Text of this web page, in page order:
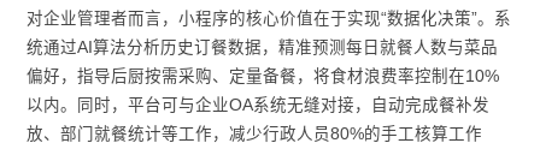
对企业管理者而言，小程序的核心价值在于实现“数据化决策”。系
统通过AI算法分析历史订餐数据，精准预测每日就餐人数与菜品
偏好，指导后厨按需采购、定量备餐，将食材浪费率控制在10%
以内。同时，平台可与企业OA系统无缝对接，自动完成餐补发
放、部门就餐统计等工作，减少行政人员80%的手工核算工作